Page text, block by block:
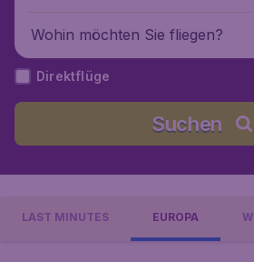
Wohin möchten Sie fliegen?
Direktflüge
Suchen
LAST MINUTES EUROPA